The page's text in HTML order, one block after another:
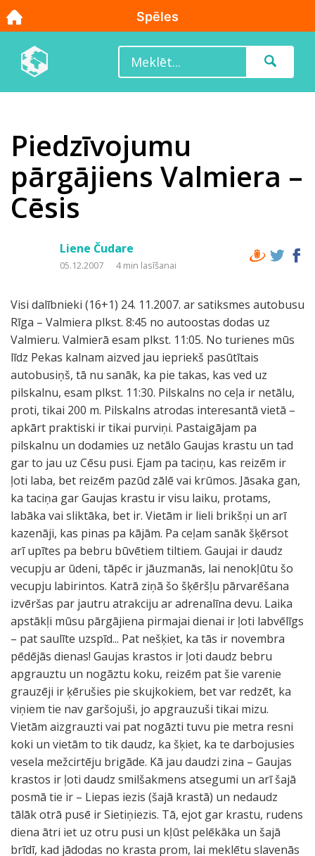
Piedzīvojumu
pārgājiens Valmiera –
Cēsis
Liene Čudare
05.12.2007 4 min lasīšanai
Visi dalībnieki (16+1) 24. 11.2007. ar satiksmes autobusu
Rīga – Valmiera plkst. 8:45 no autoostas dodas uz
Valmieru. Valmierā esam plkst. 11:05. No turienes mūs
līdz Pekas kalnam aizved jau iepriekš pasūtītais
autobusiņš, tā nu sanāk, ka pie takas, kas ved uz
pilskalnu, esam plkst. 11:30. Pilskalns no ceļa ir netālu,
proti, tikai 200 m. Pilskalns atrodas interesantā vietā –
apkārt praktiski ir tikai purviņi. Pastaigājam pa
pilskalnu un dodamies uz netālo Gaujas krastu un tad
gar to jau uz Cēsu pusi. Ejam pa taciņu, kas reizēm ir
ļoti laba, bet reizēm pazūd zālē vai krūmos. Jāsaka gan,
ka taciņa gar Gaujas krastu ir visu laiku, protams,
labāka vai sliktāka, bet ir. Vietām ir lieli brikšņi un arī
kazenāji, kas pinas pa kājām. Pa ceļam sanāk šķērsot
arī upītes pa bebru būvētiem tiltiem. Gaujai ir daudz
vecupju ar ūdeni, tāpēc ir jāuzmanās, lai nenokļūtu šo
vecupju labirintos. Katrā ziņā šo šķēršļu pārvarēšana
izvēršas par jautru atrakciju ar adrenalīna devu. Laika
apstākļi mūsu pārgājiena pirmajai dienai ir ļoti labvēlīgs
– pat saulīte uzspīd... Pat nešķiet, ka tās ir novembra
pēdējās dienas! Gaujas krastos ir ļoti daudz bebru
apgrauztu un nogāztu koku, reizēm pat šie varenie
grauzēji ir ķērušies pie skujkokiem, bet var redzēt, ka
viņiem tie nav garšojuši, jo apgrauzuši tikai mizu.
Vietām aizgrauzti vai pat nogāzti tuvu pie metra resni
koki un vietām to tik daudz, ka šķiet, ka te darbojusies
vesela mežcirtēju brigāde. Kā jau daudzi zina – Gaujas
krastos ir ļoti daudz smilšakmens atsegumi un arī šajā
posmā tie ir – Liepas iezis (šajā krastā) un nedaudz
tālāk otrā pusē ir Sietiņiezis. Tā, ejot gar krastu, rudens
diena ātri iet uz otru pusi un kļūst pelēkāka un šajā
brīdī, kad jādodas no krasta prom, lai meklētu slavenās